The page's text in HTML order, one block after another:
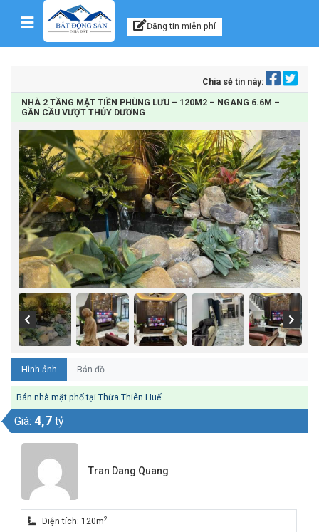
Skip to content Kênh thông tin, tư vấn
Đăng tin miễn phí
Chia sẻ tin này:
NHÀ 2 TẦNG MẶT TIỀN PHÙNG LƯU – 120M2 – NGANG 6.6M –
GẦN CẦU VƯỢT THỦY DƯƠNG
Hình ảnh Bản đồ
Bán nhà mặt phố tại Thừa Thiên Huế
Giá:4,7 tỷ
Tran Dang Quang
Diện tích: 120m2